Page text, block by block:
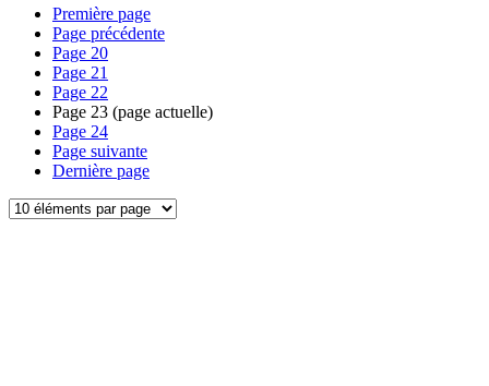
Première page
Page précédente
Page 20
Page 21
Page 22
Page 23 (page actuelle)
Page 24
Page suivante
Dernière page